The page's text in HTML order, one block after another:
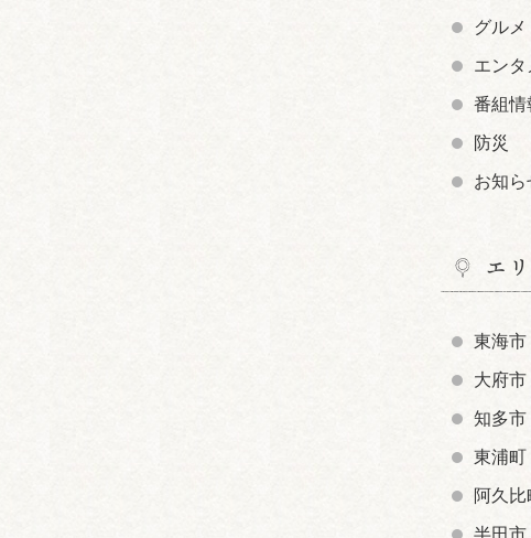
グルメ
エンタ
番組情
防災
お知ら
エ
東海市
大府市
知多市
東浦町
阿久比